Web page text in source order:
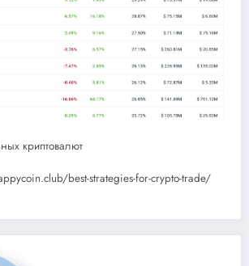
криптовалют
best-strategies-for-crypto-trade/